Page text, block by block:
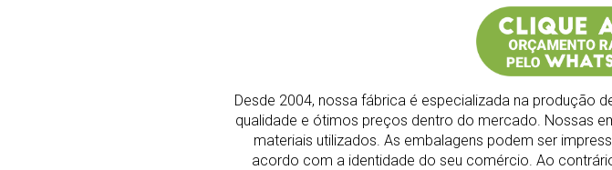
Desde 2004, nossa fábrica é especializada na produção
qualidade e ótimos preços dentro do mercado. Nossas
materiais utilizados. As embalagens podem ser
acordo com a identidade do seu comércio. Ao